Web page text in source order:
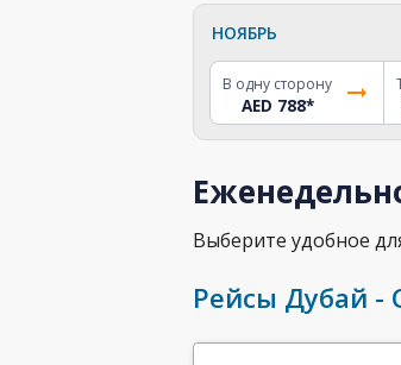
НОЯБРЬ
В одну сторону
AED 788*
Выберите удобное
Рейсы Дубай -